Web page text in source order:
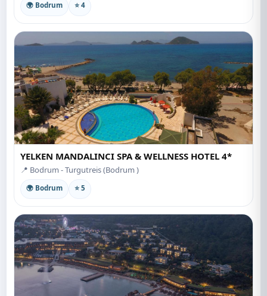
🌍 Bodrum ⭐ 4
YELKEN MANDALINCI SPA & WELLNESS HOTEL 4*
📍 Bodrum - Turgutreis (Bodrum )
🌍 Bodrum ⭐ 5